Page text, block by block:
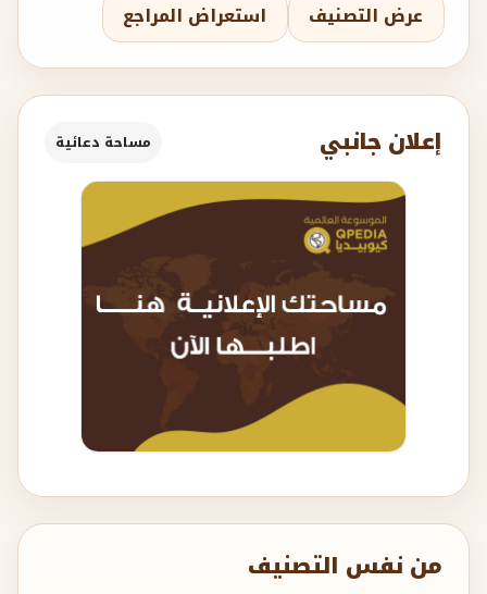
عرض التصنيف استعراض المراجع
إعلان جانبي مساحة دعائية
من نفس التصنيف